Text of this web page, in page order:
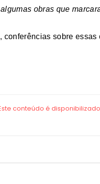
obras que
conferências sobre